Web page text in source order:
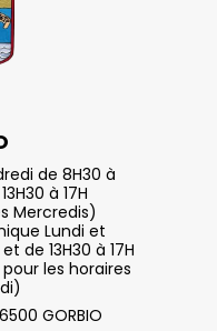
de 8H30 à
à 17H
Mercredis)
Lundi et
de 13H30 à 17H
les horaires
GORBIO